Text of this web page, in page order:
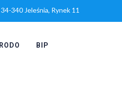
34-340 Jeleśnia, Rynek 11
RODO BIP